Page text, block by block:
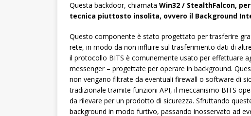
Questa backdoor, chiamata Win32 / StealthFalcon,
tecnica piuttosto insolita, ovvero il Background
Questo componente è stato progettato per trasferire
rete, in modo da non influire sul trasferimento dati di
il protocollo BITS è comunemente usato per effettuare
messenger – progettate per operare in background.
non vengano filtrate da eventuali firewall o software di
tradizionale tramite funzioni API, il meccanismo BITS
da rilevare per un prodotto di sicurezza. Sfruttando
background in modo furtivo, passando inosservato ad